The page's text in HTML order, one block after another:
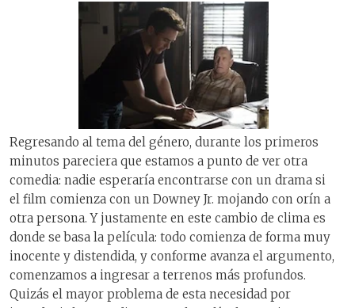
Regresando al tema del género, durante los primeros
minutos pareciera que estamos a punto de ver otra
comedia: nadie esperaría encontrarse con un drama si
el film comienza con un Downey Jr. mojando con orín a
otra persona. Y justamente en este cambio de clima es
donde se basa la película: todo comienza de forma muy
inocente y distendida, y conforme avanza el argumento,
comenzamos a ingresar a terrenos más profundos.
Quizás el mayor problema de esta necesidad por